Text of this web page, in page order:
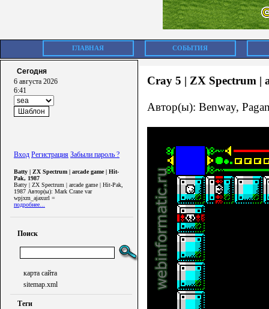
ГЛАВНАЯ СОБЫТИЯ
Сегодня
6 августа 2026
6:41
Вход Регистрация Забыли пароль ?
Batty | ZX Spectrum | arcade game | Hit-
Pak, 1987
Batty | ZX Spectrum | arcade game | Hit-Pak,
1987 Автор(ы): Mark Crane var
wpjxm_ajaxurl =
подробнее...
Поиск
карта сайта
sitemap.xml
Теги
Cray 5 | ZX Spectrum |
Автор(ы): Benway,